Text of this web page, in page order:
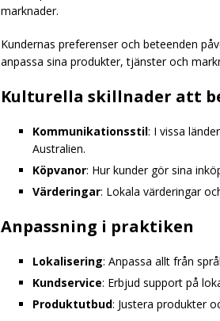
marknader.
Kundernas preferenser och beteenden
anpassa sina produkter, tjänster och
Kulturella skillnader att
Kommunikationsstil: I vissa
Australien.
Köpvanor: Hur kunder gör sina
Värderingar: Lokala värderingar
Anpassning i praktiken
Lokalisering: Anpassa allt från
Kundservice: Erbjud support på
Produktutbud: Justera produkter